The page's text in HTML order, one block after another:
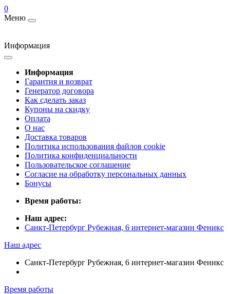
0
Меню
Информация
Информация
Гарантия и возврат
Генератор договора
Как сделать заказ
Купоны на скидку
Оплата
О нас
Доставка товаров
Политика использования файлов cookie
Политика конфиденциальности
Пользовательское соглашение
Согласие на обработку персональных данных
Бонусы
Время работы:
Наш адрес:
Санкт-Петербург Рубежная, 6 интернет-магазин Феникс
Наш адрес
Санкт-Петербург Рубежная, 6 интернет-магазин Феникс
Время работы